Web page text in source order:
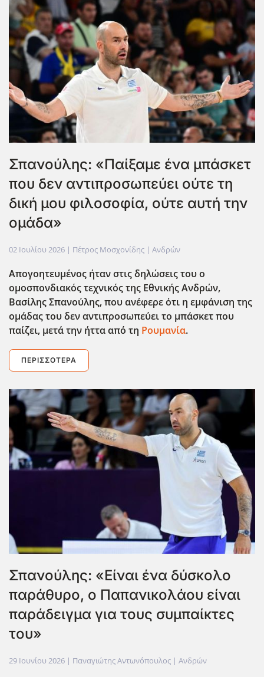
Σπανούλης: «Παίξαμε ένα μπάσκετ
που δεν αντιπροσωπεύει ούτε τη
δική μου φιλοσοφία, ούτε αυτή την
ομάδα»
02 Ιουλίου 2026 | Πέτρος Μοσχονίδης | Ανδρών
Απογοητευμένος ήταν στις δηλώσεις του ο
ομοσπονδιακός τεχνικός της Εθνικής Ανδρών,
Βασίλης Σπανούλης, που ανέφερε ΄οτι η εμφάνιση της
ομάδας του δεν αντιπροσωπεύει το μπάσκετ που
παίζει, μετά την ήττα από τη Ρουμανία.
ΠΕΡΙΣΣΌΤΕΡΑ
Σπανούλης: «Είναι ένα δύσκολο
παράθυρο, ο Παπανικολάου είναι
παράδειγμα για τους συμπαίκτες
του»
29 Ιουνίου 2026 | Παναγιώτης Αντωνόπουλος | Ανδρών